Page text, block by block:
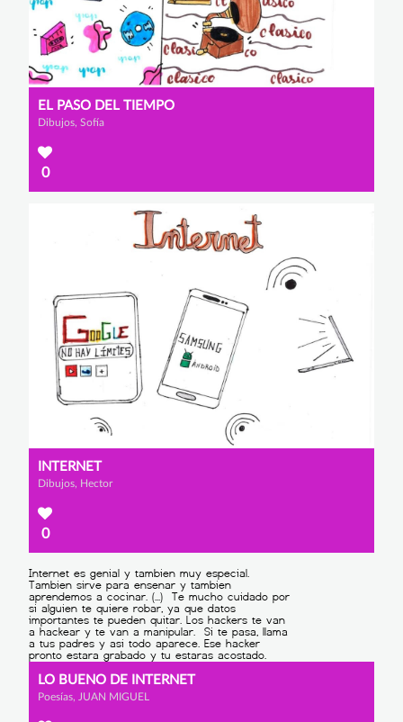
EL PASO DEL TIEMPO
Dibujos, Sofía
0
INTERNET
Dibujos, Hector
0
LO BUENO DE INTERNET
Poesías, JUAN MIGUEL